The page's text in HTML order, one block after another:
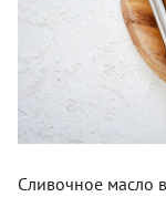
Сливочное масло